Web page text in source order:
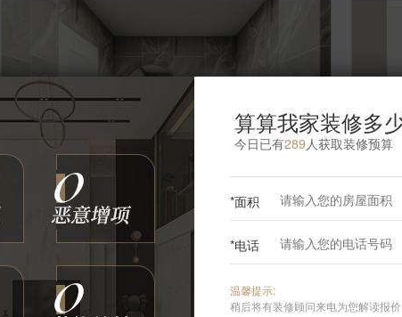
【胜古家园】轻奢 二居室 120㎡
博洛尼 6张
【案例】
算算我家装修多
今日已有289 人获取装修预算
*面积
*电话
温馨提示:
稍后将有装修顾问来电为您解读报价